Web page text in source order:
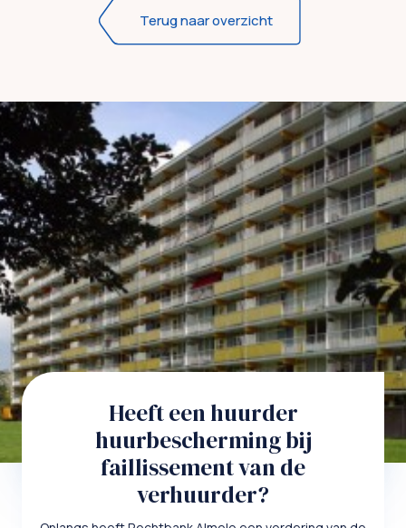
Terug naar overzicht
Heeft een huurder
huurbescherming bij
faillissement van de
verhuurder?